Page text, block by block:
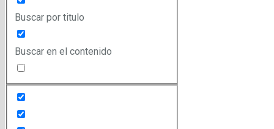
Buscar por titulo
Buscar en el contenido